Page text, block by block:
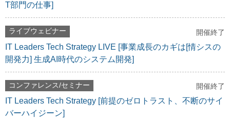
T部門の仕事]
ライブウェビナー 開催終了
IT Leaders Tech Strategy LIVE [事業成長のカギは[情シスの
開発力] 生成AI時代のシステム開発]
コンファレンス/セミナー 開催終了
IT Leaders Tech Strategy [前提のゼロトラスト、不断のサイ
バーハイジーン]